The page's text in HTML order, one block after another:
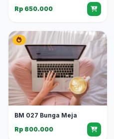
Rp 650.000
BM 027 Bunga Meja
Rp 800.000